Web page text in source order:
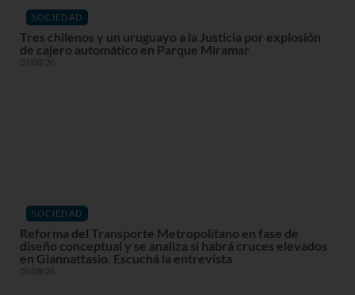
SOCIEDAD
Tres chilenos y un uruguayo a la Justicia por explosión
de cajero automático en Parque Miramar
07/08/26
SOCIEDAD
Reforma del Transporte Metropolitano en fase de
diseño conceptual y se analiza si habrá cruces elevados
en Giannattasio. Escuchá la entrevista
05/08/26